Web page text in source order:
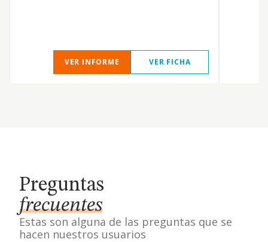
VER INFORME VER FICHA
Preguntas
frecuentes
Estas son alguna de las preguntas que se
hacen nuestros usuarios